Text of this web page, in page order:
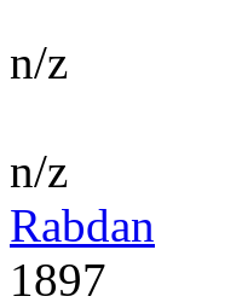
n/z
n/z
Rabdan
1897